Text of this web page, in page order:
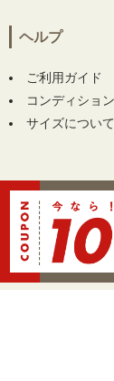
ヘルプ
ご利用ガイド
コンディショ
サイズについて